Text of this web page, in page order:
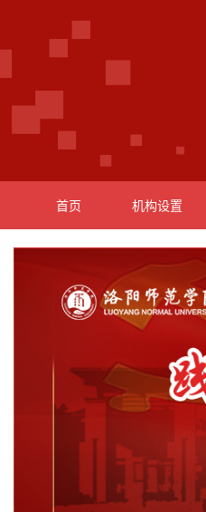
首页 机构设置